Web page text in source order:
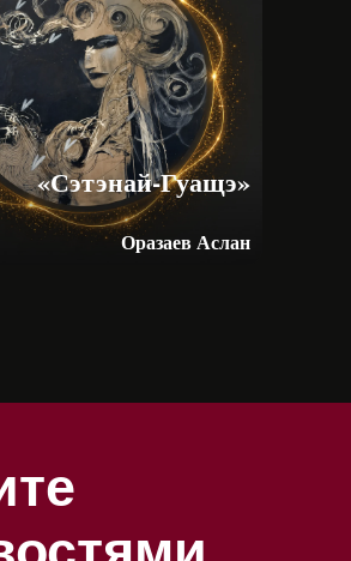
Оразаев Аслан
«Сэтэнай-Гуащэ»